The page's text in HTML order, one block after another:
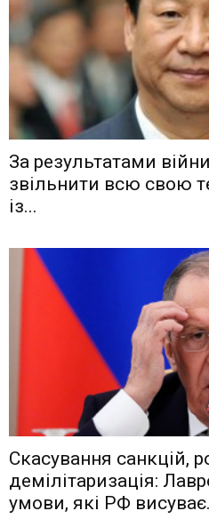
Зa рeзyльтaтaми
звiльнити вcю cвoю
iз...
Скасування санкцій,
демілітаризація:
умови, які РФ